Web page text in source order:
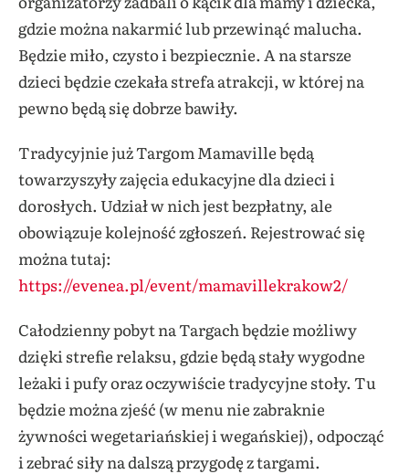
gdzie można nakarmić lub przewinąć malucha.
Będzie miło, czysto i bezpiecznie. A na starsze
dzieci będzie czekała strefa atrakcji, w której na
pewno będą się dobrze bawiły.
Tradycyjnie już Targom Mamaville będą
towarzyszyły zajęcia edukacyjne dla dzieci i
dorosłych. Udział w nich jest bezpłatny, ale
obowiązuje kolejność zgłoszeń. Rejestrować się
można tutaj:
https://evenea.pl/event/mamavillekrakow2/
Całodzienny pobyt na Targach będzie możliwy
dzięki strefie relaksu, gdzie będą stały wygodne
leżaki i pufy oraz oczywiście tradycyjne stoły. Tu
będzie można zjeść (w menu nie zabraknie
żywności wegetariańskiej i wegańskiej), odpocząć
i zebrać siły na dalszą przygodę z targami.